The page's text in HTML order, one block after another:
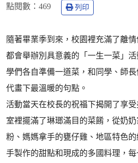
點閱數： 469 列印
隨著畢業季到來，校園裡充滿了離
都會舉辦別具意義的「一生一菜」
學們各自準備一道菜，和同學、師
代畫下最溫暖的句點。
活動當天在校長的祝福下揭開了享
室裡擺滿了琳瑯滿目的菜餚，從奶
粉、媽媽拿手的甕仔雞、地區特色
手製作的甜點和現成的多國料理，